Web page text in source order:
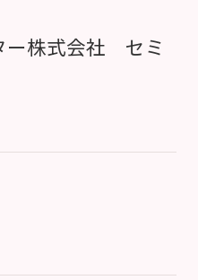
ー株式会社 セミ